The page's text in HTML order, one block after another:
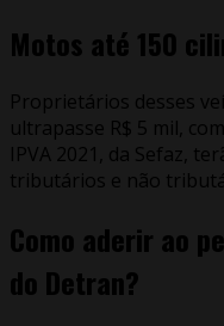
Motos até 150
Proprietários desses
ultrapasse R$ 5 mil,
IPVA 2021, da Sefaz,
tributários e não
Como aderir ao
do Detran?